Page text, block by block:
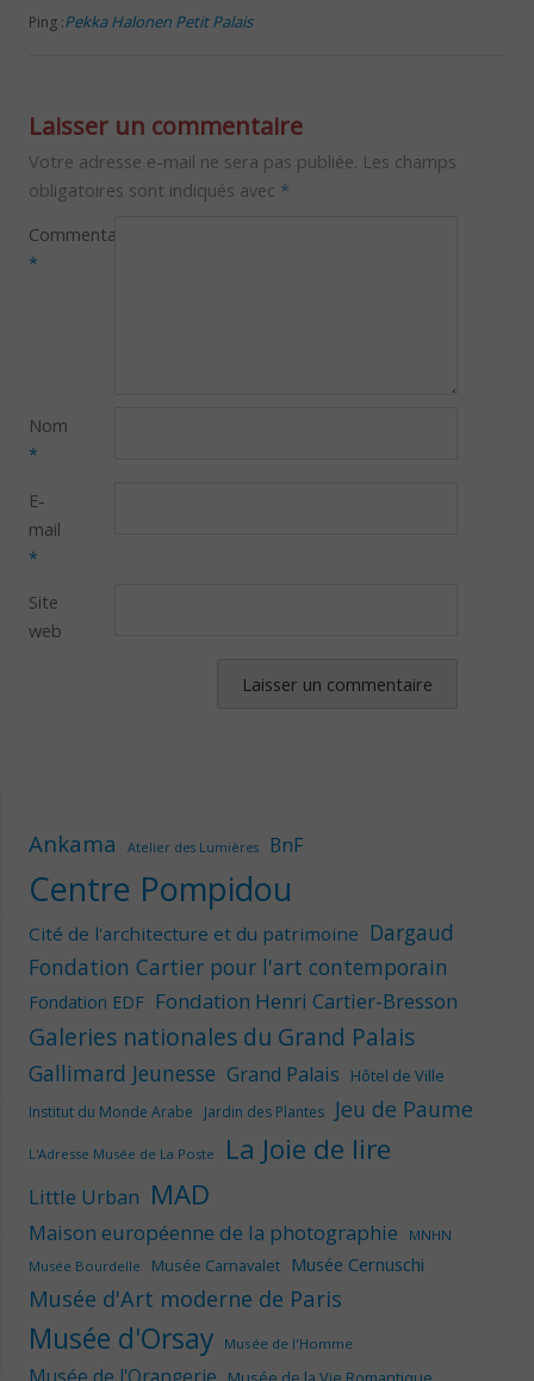
Ping :Pekka Halonen Petit Palais
Laisser un commentaire
Votre adresse e-mail ne sera pas publiée. Les champs
obligatoires sont indiqués avec *
Commentaire
*
Nom
*
E-
mail
*
Site
web
Ankama Atelier des Lumières BnF
Centre Pompidou
Cité de l'architecture et du patrimoine Dargaud
Fondation Cartier pour l'art contemporain
Fondation EDF Fondation Henri Cartier-Bresson
Galeries nationales du Grand Palais
Gallimard Jeunesse Grand Palais Hôtel de Ville
Institut du Monde Arabe Jardin des Plantes Jeu de Paume
L'Adresse Musée de La Poste La Joie de lire
Little Urban MAD
Maison européenne de la photographie
MNHN
Musée Bourdelle
Musée Carnavalet Musée Cernuschi
Musée d'Art moderne de Paris
Musée d'Orsay Musée de l'Homme